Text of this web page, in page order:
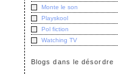
Monte le son
Playskool
Pol fiction
Watching TV
Blogs dans le désordre